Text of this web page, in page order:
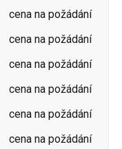
cena na požádání
cena na požádání
cena na požádání
cena na požádání